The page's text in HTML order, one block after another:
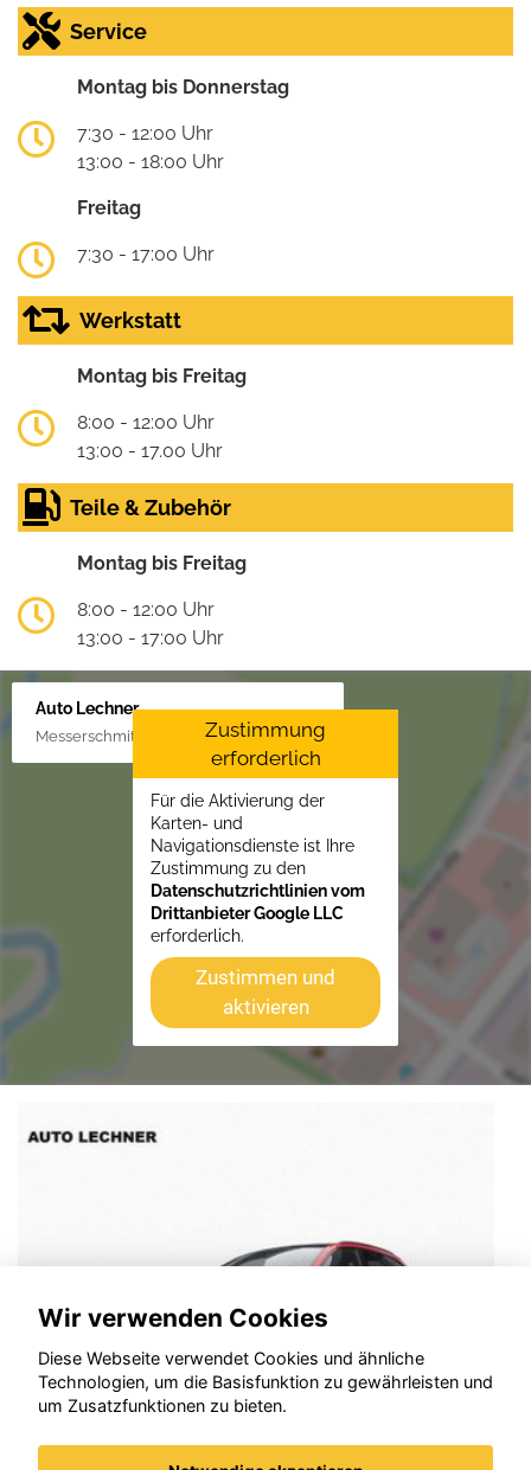
Service
Montag bis Donnerstag
7:30 - 12:00 Uhr
13:00 - 18:00 Uhr
Freitag
7:30 - 17:00 Uhr
Werkstatt
Montag bis Freitag
8:00 - 12:00 Uhr
13:00 - 17.00 Uhr
Teile & Zubehör
Montag bis Freitag
8:00 - 12:00 Uhr
13:00 - 17:00 Uhr
Auto Lechner
Messerschmittstr. 4, 86453 Dasing/Lindl
Zustimmung
erforderlich
Für die Aktivierung der
Karten- und
Navigationsdienste ist Ihre
Zustimmung zu den
Datenschutzrichtlinien vom
Drittanbieter Google LLC
erforderlich.
Zustimmen und
aktivieren
Wir verwenden Cookies
Diese Webseite verwendet Cookies und ähnliche
Technologien, um die Basisfunktion zu gewährleisten und
um Zusatzfunktionen zu bieten.